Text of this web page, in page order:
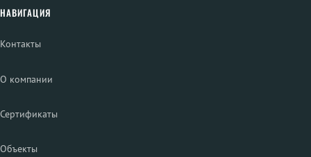
НАВИГАЦИЯ
Контакты
О компании
Сертификаты
Объекты